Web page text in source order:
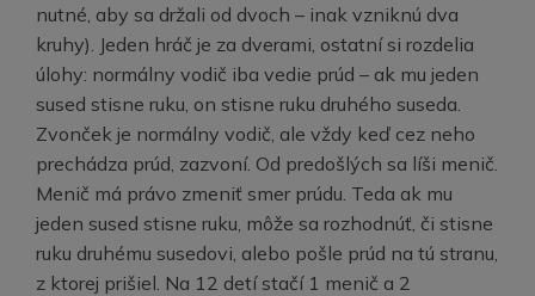
nutné, aby sa držali od dvoch – inak vzniknú dva
kruhy). Jeden hráč je za dverami, ostatní si rozdelia
úlohy: normálny vodič iba vedie prúd – ak mu jeden
sused stisne ruku, on stisne ruku druhého suseda.
Zvonček je normálny vodič, ale vždy keď cez neho
prechádza prúd, zazvoní. Od predošlých sa líši menič.
Menič má právo zmeniť smer prúdu. Teda ak mu
jeden sused stisne ruku, môže sa rozhodnúť, či stisne
ruku druhému susedovi, alebo pošle prúd na tú stranu,
z ktorej prišiel. Na 12 detí stačí 1 menič a 2